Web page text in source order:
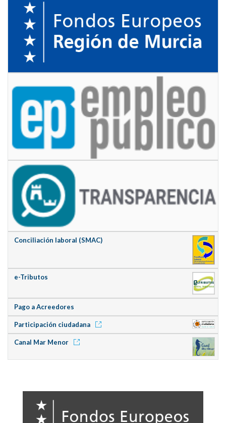
Conciliación laboral (SMAC)
e-Tributos
Pago a Acreedores
Participación ciudadana
Canal Mar Menor